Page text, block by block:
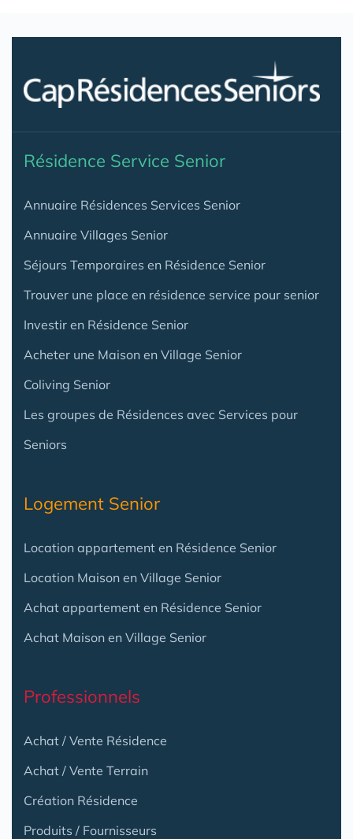
Résidence Service Senior
Annuaire Résidences Services Senior
Annuaire Villages Senior
Séjours Temporaires en Résidence Senior
Trouver une place en résidence service pour senior
Investir en Résidence Senior
Acheter une Maison en Village Senior
Coliving Senior
Les groupes de Résidences avec Services pour
Seniors
Logement Senior
Location appartement en Résidence Senior
Location Maison en Village Senior
Achat appartement en Résidence Senior
Achat Maison en Village Senior
Professionnels
Achat / Vente Résidence
Achat / Vente Terrain
Création Résidence
Produits / Fournisseurs